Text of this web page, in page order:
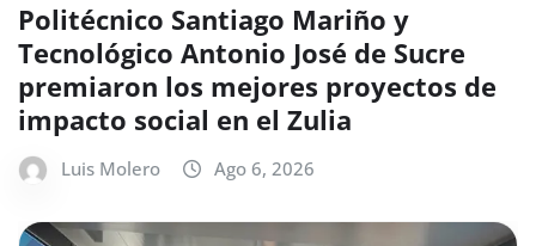
Politécnico Santiago Mariño y
Tecnológico Antonio José de Sucre
premiaron los mejores proyectos de
impacto social en el Zulia
Luis Molero Ago 6, 2026